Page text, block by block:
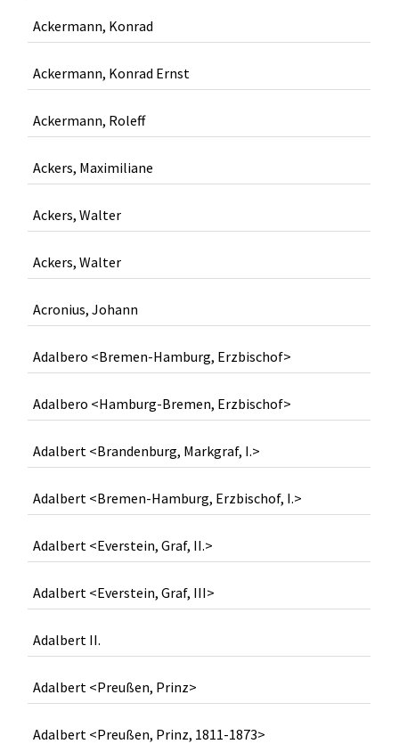
Ackermann, Konrad
Ackermann, Konrad Ernst
Ackermann, Roleff
Ackers, Maximiliane
Ackers, Walter
Ackers, Walter
Acronius, Johann
Adalbero <Bremen-Hamburg, Erzbischof>
Adalbero <Hamburg-Bremen, Erzbischof>
Adalbert <Brandenburg, Markgraf, I.>
Adalbert <Bremen-Hamburg, Erzbischof, I.>
Adalbert <Everstein, Graf, II.>
Adalbert <Everstein, Graf, III>
Adalbert II.
Adalbert <Preußen, Prinz>
Adalbert <Preußen, Prinz, 1811-1873>